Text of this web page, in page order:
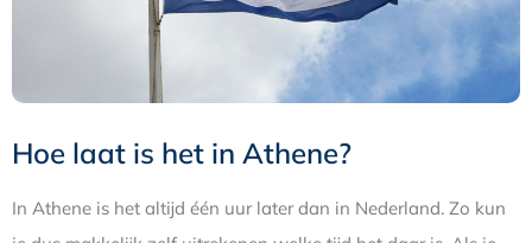
Hoe laat is het in Athene?
In Athene is het altijd één uur later dan in Nederland. Zo kun